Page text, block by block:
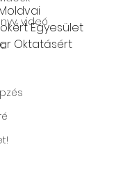
videó
Egyesület
Oktatásért